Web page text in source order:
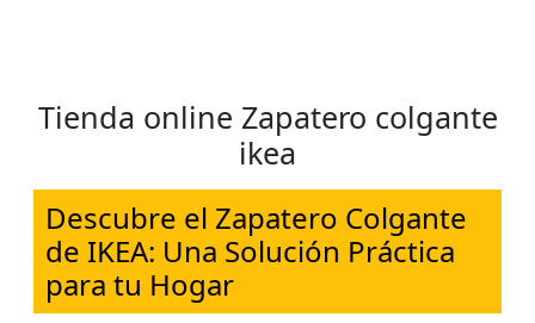
Tienda online Zapatero colgante
ikea
Descubre el Zapatero Colgante
de IKEA: Una Solución Práctica
para tu Hogar